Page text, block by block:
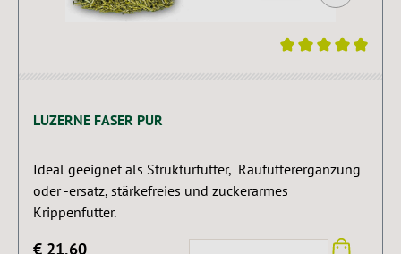
LUZERNE FASER PUR
Ideal geeignet als Strukturfutter, Raufutterergänzung
oder -ersatz, stärkefreies und zuckerarmes
Krippenfutter.
€ 21,60